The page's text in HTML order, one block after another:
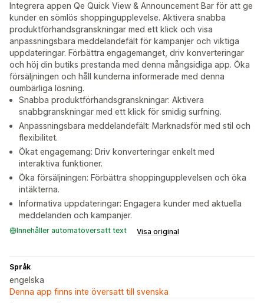
Integrera appen Qe Quick View & Announcement Bar för att ge
kunder en sömlös shoppingupplevelse. Aktivera snabba
produktförhandsgranskningar med ett klick och visa
anpassningsbara meddelandefält för kampanjer och viktiga
uppdateringar. Förbättra engagemanget, driv konverteringar
och höj din butiks prestanda med denna mångsidiga app. Öka
försäljningen och håll kunderna informerade med denna
oumbärliga lösning.
Snabba produktförhandsgranskningar: Aktivera
snabbgranskningar med ett klick för smidig surfning.
Anpassningsbara meddelandefält: Marknadsför med stil och
flexibilitet.
Ökat engagemang: Driv konverteringar enkelt med
interaktiva funktioner.
Öka försäljningen: Förbättra shoppingupplevelsen och öka
intäkterna.
Informativa uppdateringar: Engagera kunder med aktuella
meddelanden och kampanjer.
Innehåller automatöversatt text Visa original
Språk
engelska
Denna app finns inte översatt till svenska